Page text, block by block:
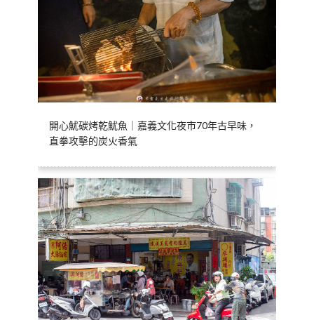
開心魷碳烤乾魷魚｜嘉義文化夜市70年古早味，
直拳攻擊的炭火香氣